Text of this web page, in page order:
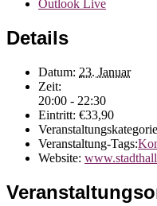
Outlook Live
Details
Datum: 23. Januar
Zeit:
20:00 - 22:30
Eintritt: €33,90
Veranstaltung-Tags:
Website: